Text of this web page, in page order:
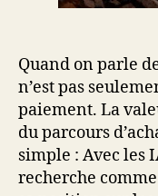
Quand on parle
n’est pas
paiement. La
du parcours
simple : Avec les
recherche